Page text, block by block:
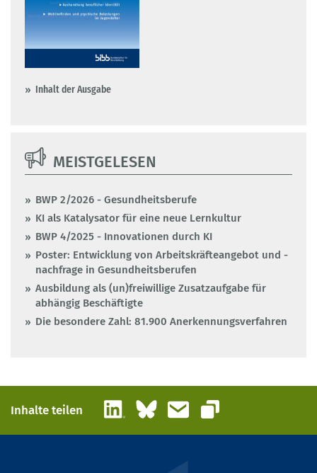
Inhalt der Ausgabe
MEISTGELESEN
BWP 2/2026 - Gesundheitsberufe
KI als Katalysator für eine neue Lernkultur
BWP 4/2025 - Innovationen durch KI
Poster: Entwicklung von Arbeitskräfteangebot und -
nachfrage in Gesundheitsberufen
Ausbildung als (un)freiwillige Zusatzaufgabe für
abhängig Beschäftigte
Die besondere Zahl: 81.900 Anerkennungsverfahren
Inhalte teilen LinkedInBlueskyE-Mail
Link kopieren